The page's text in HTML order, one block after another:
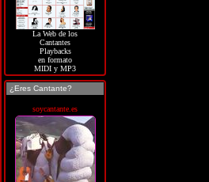
La Web de los
Cantantes
Playbacks
en formato
MIDI y MP3
¿Eres Cantante?
soycantante.es